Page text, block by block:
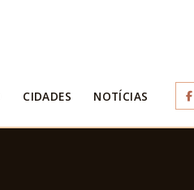
CIDADES NOTÍCIAS